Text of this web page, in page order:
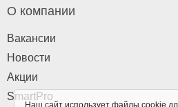
О компании
Вакансии
Новости
Акции
SmartPro
Наш сайт использует файлы cookie